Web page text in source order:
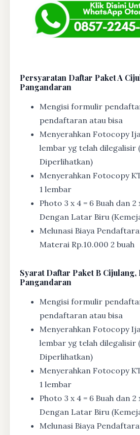
Persyaratan Daftar Paket A
Pangandaran
Mengisi formulir
pendaftaran atau bisa
Menyerahkan Fotocopy
lembar yg telah dilegalisir
Diperlihatkan)
Menyerahkan Fotocopy
1 lembar
Photo 3 x 4 = 6 Buah dan 2
Dengan Latar Biru
Melunasi Biaya
Materai Rp.10.000 2 buah
SyaratDaftar Paket B Cijulang,
Pangandaran
Mengisi formulir
pendaftaran atau bisa
Menyerahkan Fotocopy
lembar yg telah dilegalisir
Diperlihatkan)
Menyerahkan Fotocopy
1 lembar
Photo 3 x 4 = 6 Buah dan 2
Dengan Latar Biru
Melunasi Biaya